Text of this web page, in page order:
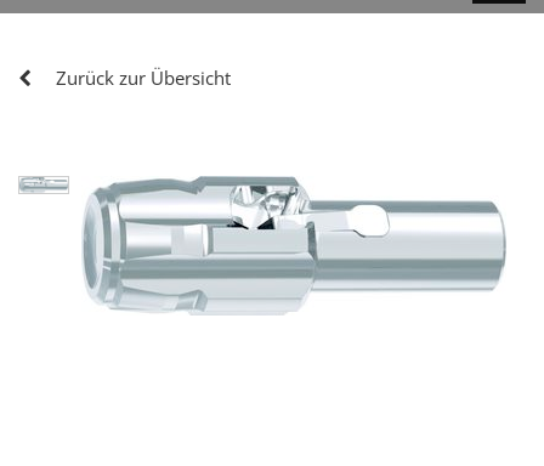
Zurück zur Übersicht